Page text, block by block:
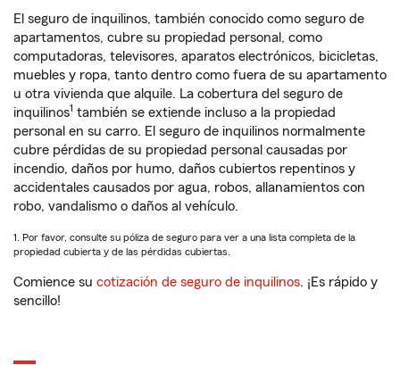
El seguro de inquilinos, también conocido como seguro de
apartamentos, cubre su propiedad personal, como
computadoras, televisores, aparatos electrónicos, bicicletas,
muebles y ropa, tanto dentro como fuera de su apartamento
u otra vivienda que alquile. La cobertura del seguro de
inquilinos1 también se extiende incluso a la propiedad
personal en su carro. El seguro de inquilinos normalmente
cubre pérdidas de su propiedad personal causadas por
incendio, daños por humo, daños cubiertos repentinos y
accidentales causados por agua, robos, allanamientos con
robo, vandalismo o daños al vehículo.
1. Por favor, consulte su póliza de seguro para ver a una lista completa de la
propiedad cubierta y de las pérdidas cubiertas.
Comience su cotización de seguro de inquilinos. ¡Es rápido y
sencillo!